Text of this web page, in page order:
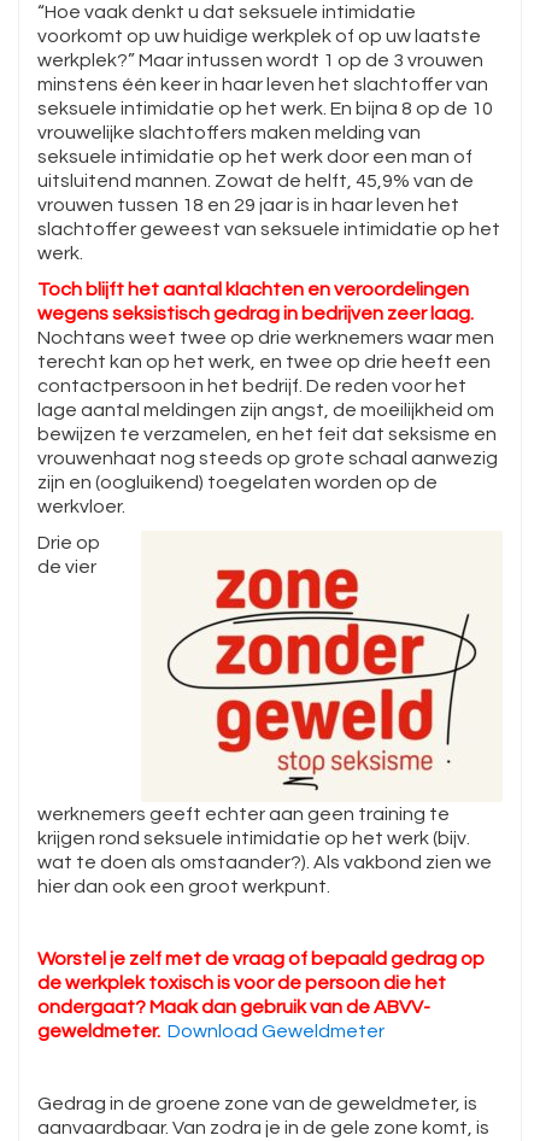
“Hoe vaak denkt u dat seksuele intimidatie
voorkomt op uw huidige werkplek of op uw laatste
werkplek?” Maar intussen wordt 1 op de 3 vrouwen
minstens één keer in haar leven het slachtoffer van
seksuele intimidatie op het werk. En bijna 8 op de 10
vrouwelijke slachtoffers maken melding van
seksuele intimidatie op het werk door een man of
uitsluitend mannen. Zowat de helft, 45,9% van de
vrouwen tussen 18 en 29 jaar is in haar leven het
slachtoffer geweest van seksuele intimidatie op het
werk.
Toch blijft het aantal klachten en veroordelingen
wegens seksistisch gedrag in bedrijven zeer laag.
Nochtans weet twee op drie werknemers waar men
terecht kan op het werk, en twee op drie heeft een
contactpersoon in het bedrijf. De reden voor het
lage aantal meldingen zijn angst, de moeilijkheid om
bewijzen te verzamelen, en het feit dat seksisme en
vrouwenhaat nog steeds op grote schaal aanwezig
zijn en (oogluikend) toegelaten worden op de
werkvloer.
Drie op
de vier
werknemers geeft echter aan geen training te
krijgen rond seksuele intimidatie op het werk (bijv.
wat te doen als omstaander?). Als vakbond zien we
hier dan ook een groot werkpunt.
Worstel je zelf met de vraag of bepaald gedrag op
de werkplek toxisch is voor de persoon die het
ondergaat? Maak dan gebruik van de ABVV-
geweldmeter. Download Geweldmeter
Gedrag in de groene zone van de geweldmeter, is
aanvaardbaar. Van zodra je in de gele zone komt, is